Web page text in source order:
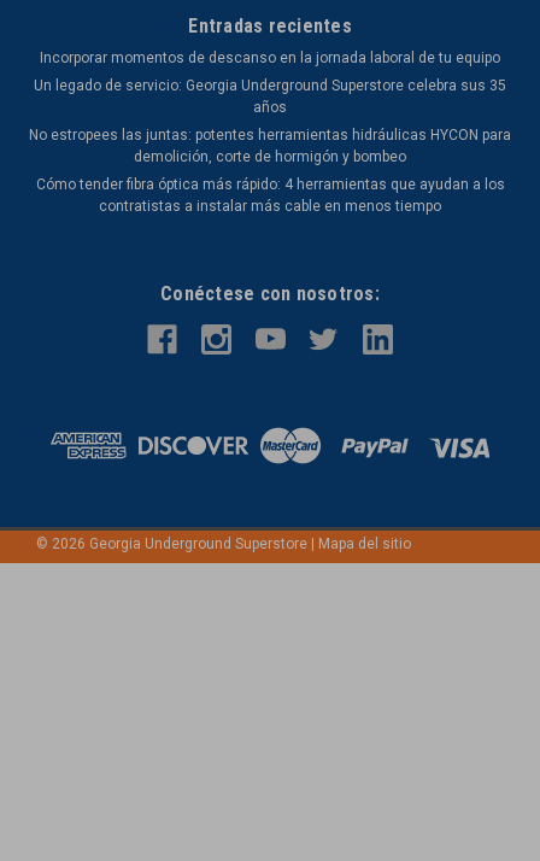
Entradas recientes
Incorporar momentos de descanso en la jornada laboral de tu equipo
Un legado de servicio: Georgia Underground Superstore celebra sus 35
años
No estropees las juntas: potentes herramientas hidráulicas HYCON para
demolición, corte de hormigón y bombeo
Cómo tender fibra óptica más rápido: 4 herramientas que ayudan a los
contratistas a instalar más cable en menos tiempo
Conéctese con nosotros:
© 2026 Georgia Underground Superstore Mapa del sitio